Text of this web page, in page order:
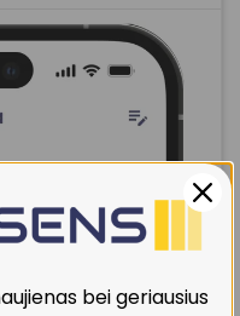
bei geriausius